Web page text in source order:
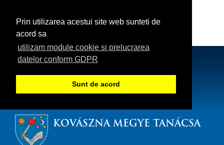
Prin utilizarea acestui site web sunteti de
acord sa
utilizam module cookie si prelucrarea
datelor conform GDPR
Sunt de acord
KOVÁSZNA MEGYE TANÁCSA